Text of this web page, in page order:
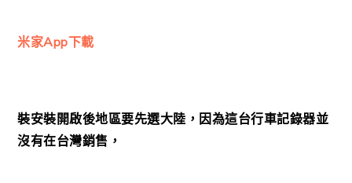
米家App下載
裝安裝開啟後地區要先選大陸，因為這台行車記錄器並
沒有在台灣銷售，